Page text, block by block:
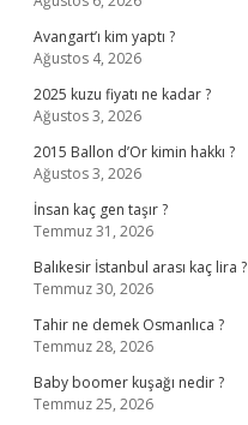
Avangart’ı kim yaptı ?
Ağustos 4, 2026
2025 kuzu fiyatı ne kadar ?
Ağustos 3, 2026
2015 Ballon d’Or kimin hakkı ?
Ağustos 3, 2026
İnsan kaç gen taşır ?
Temmuz 31, 2026
Balıkesir İstanbul arası kaç lira ?
Temmuz 30, 2026
Tahir ne demek Osmanlıca ?
Temmuz 28, 2026
Baby boomer kuşağı nedir ?
Temmuz 25, 2026